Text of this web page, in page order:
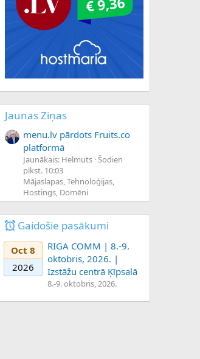
Jaunas Ziņas
menu.lv pārdots Fruits.co
platformā
Jaunākais: Helmuts Šodien
plkst. 10:03
Mājaslapas, Tehnoloģijas,
Hostings, Domēni
Gaidošie pasākumi
Oct 8
2026
RIGA COMM | 8.-9.
oktobris, 2026. |
Izstāžu centrā Ķīpsalā
8.-9. oktobris, 2026.